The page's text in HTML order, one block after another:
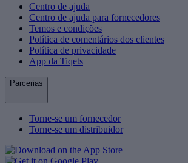
Centro de ajuda
Centro de ajuda para fornecedores
Temos e condições
Política de comentários dos clientes
Política de privacidade
App da Tiqets
Parcerias
Torne-se um fornecedor
Torne-se um distribuidor